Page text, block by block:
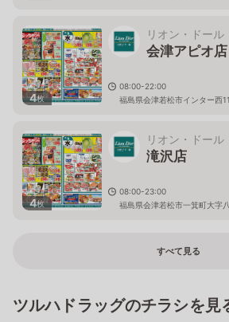
4枚
リオン・ドール
会津アピオ店
08:00-22:00
福島県会津若松市インター西
4枚
リオン・ドール
滝沢店
08:00-23:00
福島県会津若松市一箕町大字
すべて見る
ツルハドラッグのチラシを見